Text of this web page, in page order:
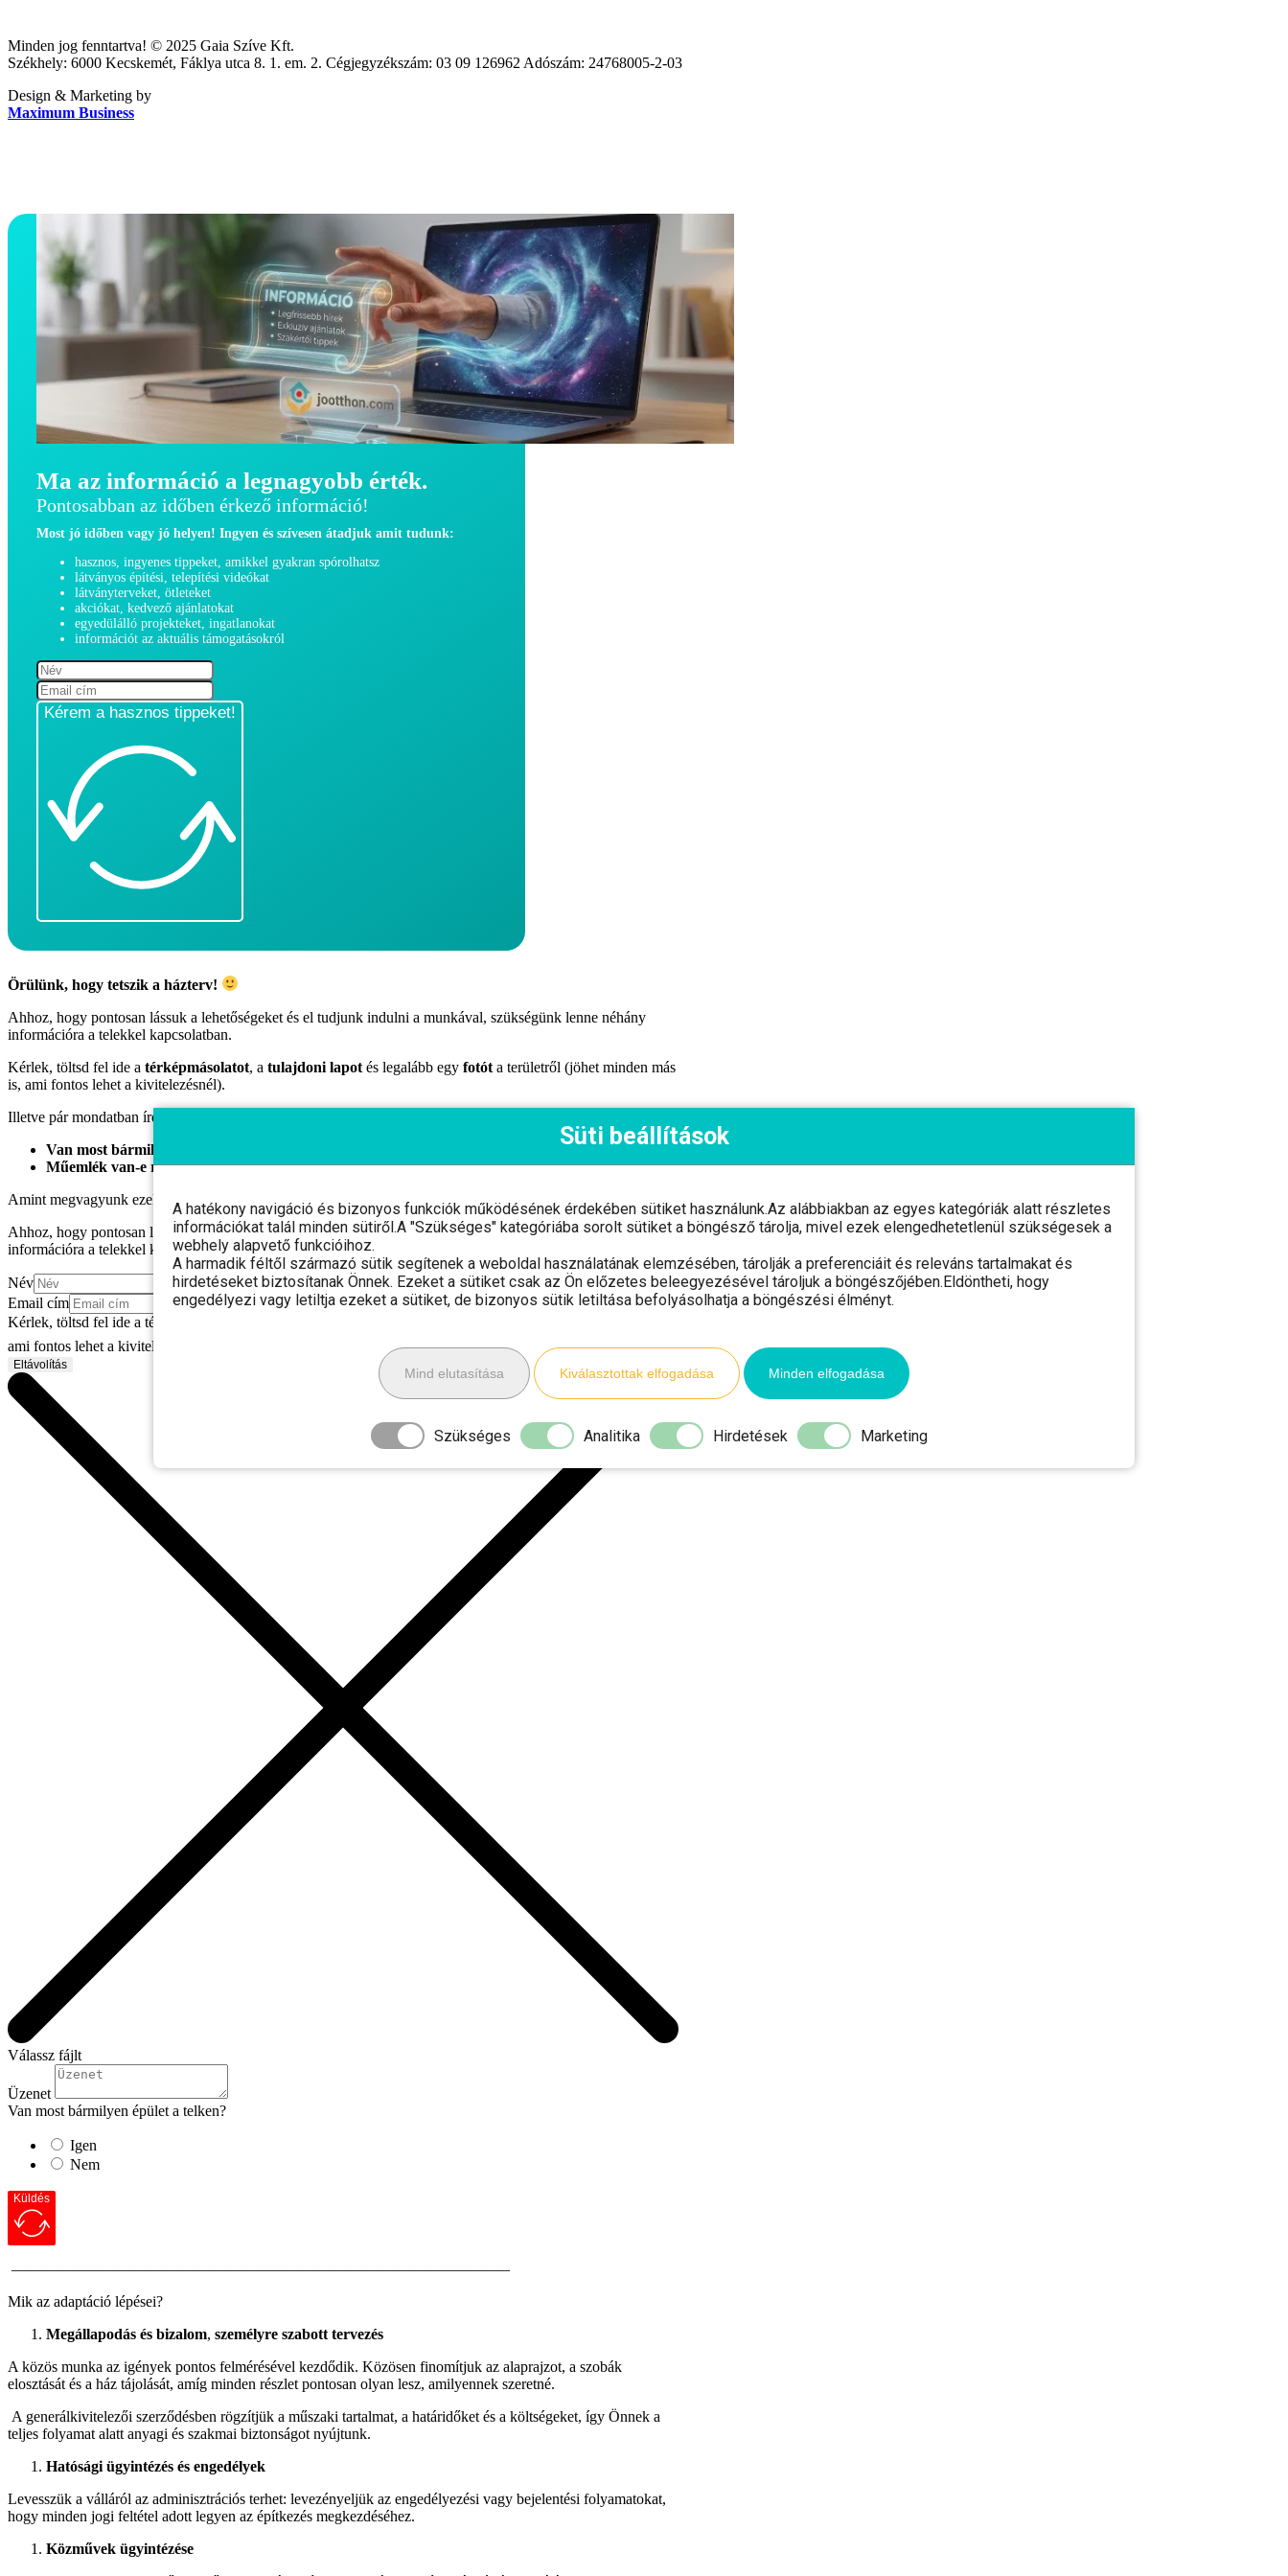
Minden jog fenntartva! © 2025 Gaia Szíve Kft.
Székhely: 6000 Kecskemét, Fáklya utca 8. 1. em. 2. Cégjegyzékszám: 03 09 126962 Adószám: 24768005-2-03
Design & Marketing by
Maximum Business
Ma az információ a legnagyobb érték.
Pontosabban az időben érkező információ!
Most jó időben vagy jó helyen! Ingyen és szívesen átadjuk amit tudunk:
hasznos, ingyenes tippeket, amikkel gyakran spórolhatsz
látványos építési, telepítési videókat
látványterveket, ötleteket
akciókat, kedvező ajánlatokat
egyedülálló projekteket, ingatlanokat
információt az aktuális támogatásokról
Kérem a hasznos tippeket!
Örülünk, hogy tetszik a házterv!
Ahhoz, hogy pontosan lássuk a lehetőségeket és el tudjunk indulni a munkával, szükségünk lenne néhány
információra a telekkel kapcsolatban.
Kérlek, töltsd fel ide a térképmásolatot, a tulajdoni lapot és legalább egy fotót a területről (jöhet minden más
is, ami fontos lehet a kivitelezésnél).
Illetve pár mondatban írd meg nekünk a legfontosabbakat:
Van most bármilyen épület a telken?
Műemlék van-e rajta?Ha igen, mekkora helyet foglal?
Amint megvagyunk ezekkel, el is kezdjük a tervezést és rövidesen megkapod az ajánlatunkat!
Ahhoz, hogy pontosan lássuk a lehetőségeket és el tudjunk indulni a munkával, szükségünk lenne néhány
információra a telekkel kapcsolatban.
Név
Email cím
Kérlek, töltsd fel ide a térképmásolatot, a tulajdoni lapot és legalább egy fotót a területről (jöhet minden más is,
ami fontos lehet a kivitelezésnél).
Eltávolítás
Válassz fájlt
Üzenet
Van most bármilyen épület a telken?
Igen
Nem
Küldés
————————————————————————————————–
Mik az adaptáció lépései?
Megállapodás és bizalom, személyre szabott tervezés
A közös munka az igények pontos felmérésével kezdődik. Közösen finomítjuk az alaprajzot, a szobák
elosztását és a ház tájolását, amíg minden részlet pontosan olyan lesz, amilyennek szeretné.
A generálkivitelezői szerződésben rögzítjük a műszaki tartalmat, a határidőket és a költségeket, így Önnek a
teljes folyamat alatt anyagi és szakmai biztonságot nyújtunk.
Hatósági ügyintézés és engedélyek
Levesszük a válláról az adminisztrációs terhet: levezényeljük az engedélyezési vagy bejelentési folyamatokat,
hogy minden jogi feltétel adott legyen az építkezés megkezdéséhez.
Közművek ügyintézése
Süti beállítások
A hatékony navigáció és bizonyos funkciók működésének érdekében sütiket használunk.Az alábbiakban az egyes kategóriák alatt részletes
információkat talál minden sütiről.A "Szükséges" kategóriába sorolt sütiket a böngésző tárolja, mivel ezek elengedhetetlenül szükségesek a
webhely alapvető funkcióihoz.
A harmadik féltől származó sütik segítenek a weboldal használatának elemzésében, tárolják a preferenciáit és releváns tartalmakat és
hirdetéseket biztosítanak Önnek. Ezeket a sütiket csak az Ön előzetes beleegyezésével tároljuk a böngészőjében.Eldöntheti, hogy
engedélyezi vagy letiltja ezeket a sütiket, de bizonyos sütik letiltása befolyásolhatja a böngészési élményt.
Mind elutasítása Kiválasztottak elfogadása Minden elfogadása
Szükséges Analitika Hirdetések Marketing